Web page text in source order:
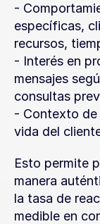
-
específicas,
recursos,
- Interés en
mensajes
consultas
- Contexto de
vida del
Esto permite
manera
la tasa de
medible en